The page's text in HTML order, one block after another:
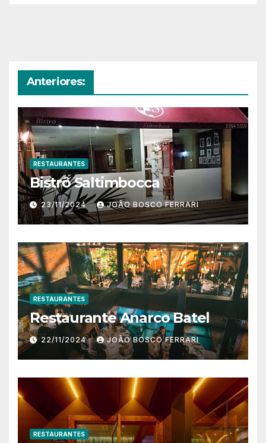
Anteriores:
RESTAURANTES
Bistrô Saltimbocca
23/11/2024 JOÃO BOSCO FERRARI
RESTAURANTES
Restaurante Anarco Batel
22/11/2024 JOÃO BOSCO FERRARI
RESTAURANTES